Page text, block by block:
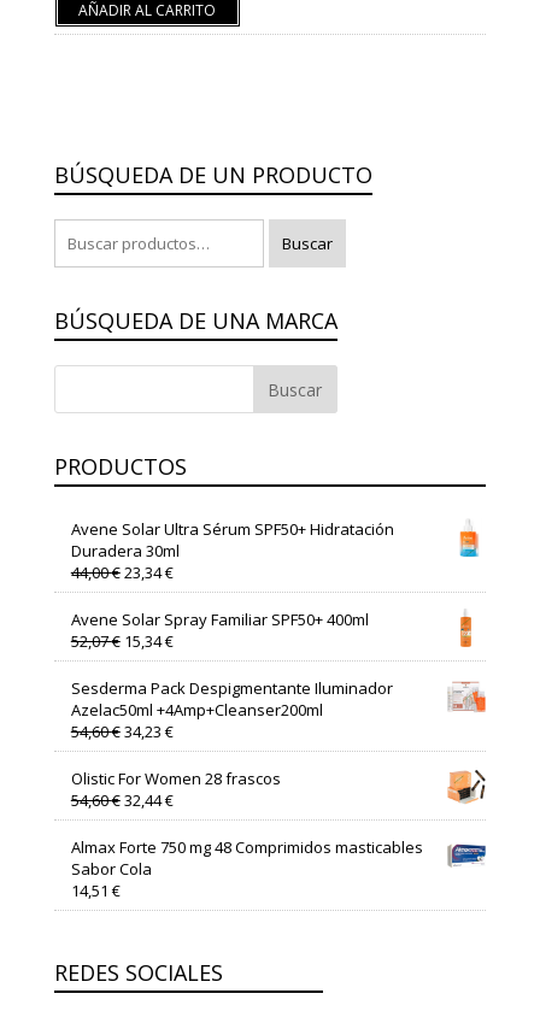
AÑADIR AL CARRITO
BÚSQUEDA DE UN PRODUCTO
Buscar
BÚSQUEDA DE UNA MARCA
PRODUCTOS
Avene Solar Ultra Sérum SPF50+ Hidratación
Duradera 30ml
44,00€El
precio
original
era:
44,00 €.
23,34€El
precio
actual
es:
23,34 €.
Avene Solar Spray Familiar SPF50+ 400ml
52,07€ El
precio
original
era:
52,07 €.
15,34€El
precio
actual
es:
15,34 €.
Sesderma Pack Despigmentante Iluminador
Azelac50ml +4Amp+Cleanser200ml
54,60€El
precio
original
era:
54,60 €.
34,23 €El
precio
actual
es:
34,23 €.
Olistic For Women 28 frascos
54,60€El
precio
original
era:
32,44€El
precio
actual
Almax Forte 750 mg 48 Comprimidos masticables
Sabor Cola
14,51 €
REDES SOCIALES